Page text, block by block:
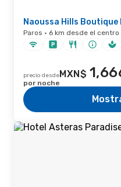
Naoussa Hills
Paros · 6 km desde el
precio desdeMXN$
por noche